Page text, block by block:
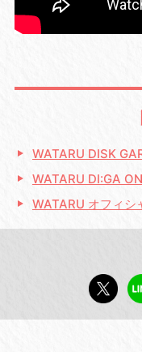
WATARU DISK
WATARU DI:GA
WATARU オフィシ